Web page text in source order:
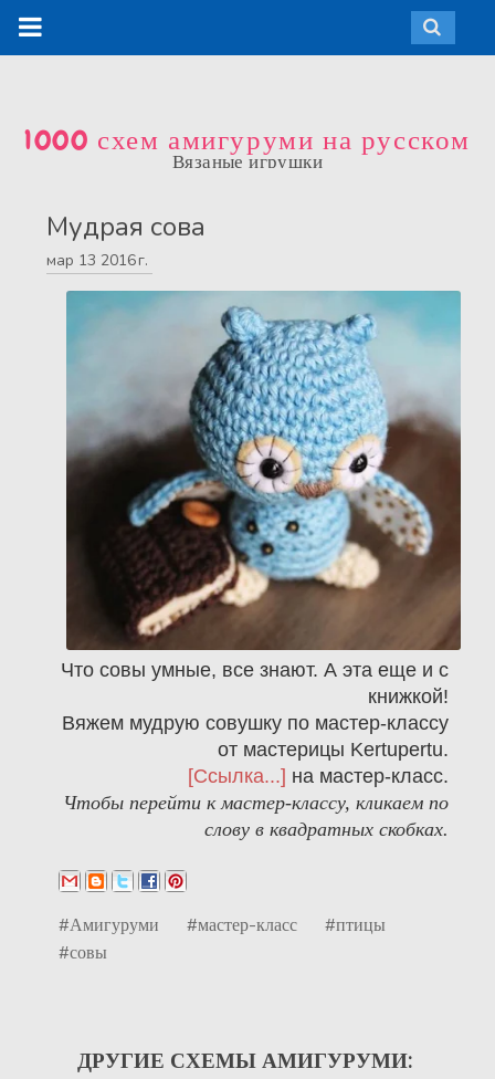
1000 схем амигуруми на русском
Вязаные игрушки
Мудрая сова
мар 13 2016 г.
Что совы умные, все знают. А эта еще и с
книжкой!
Вяжем мудрую совушку по мастер-классу
от мастерицы Kertupertu.
[Ссылка...] на мастер-класс.
Чтобы перейти к мастер-классу, кликаем по
слову в квадратных скобках.
#Амигуруми #мастер-класс
#птицы
#совы
ДРУГИЕ СХЕМЫ АМИГУРУМИ: